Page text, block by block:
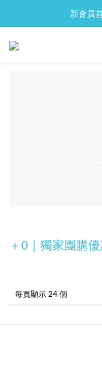
全
新會員
全
＋0｜獨家團購
每頁顯示 24 個